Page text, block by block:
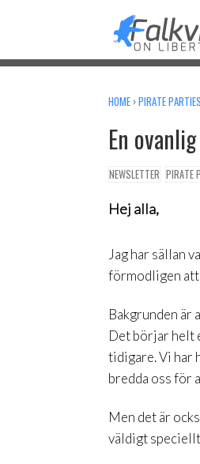
HOME ›PIRATE PARTIES
En
NEWSLETTER PIRATE
Hej alla,
Jag har sällan
förmodligen att
Bakgrunden är
Det börjar helt
tidigare. Vi har
bredda oss för
Men det är
väldigt